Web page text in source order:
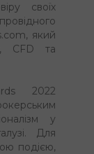
своїх
який
CFD та
2022
у
Для
подією,